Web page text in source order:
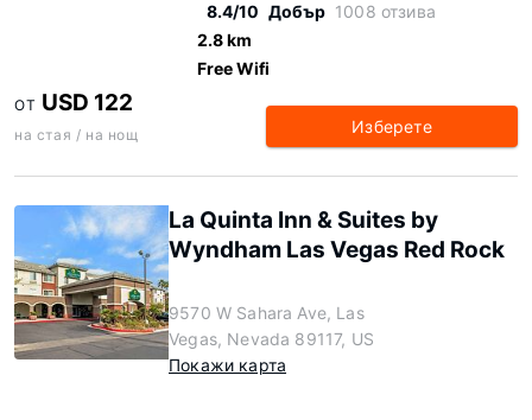
8.4/10 Добър 1008 отзива
2.8 km
Free Wifi
ОТ USD 122
на стая / на нощ Изберете
La Quinta Inn & Suites by
Wyndham Las Vegas Red Rock
9570 W Sahara Ave, Las
Vegas, Nevada 89117, US
Покажи карта